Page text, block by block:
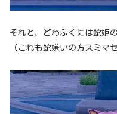
それと、どわぷくには蛇姫
（これも蛇嫌いの方スミマセ